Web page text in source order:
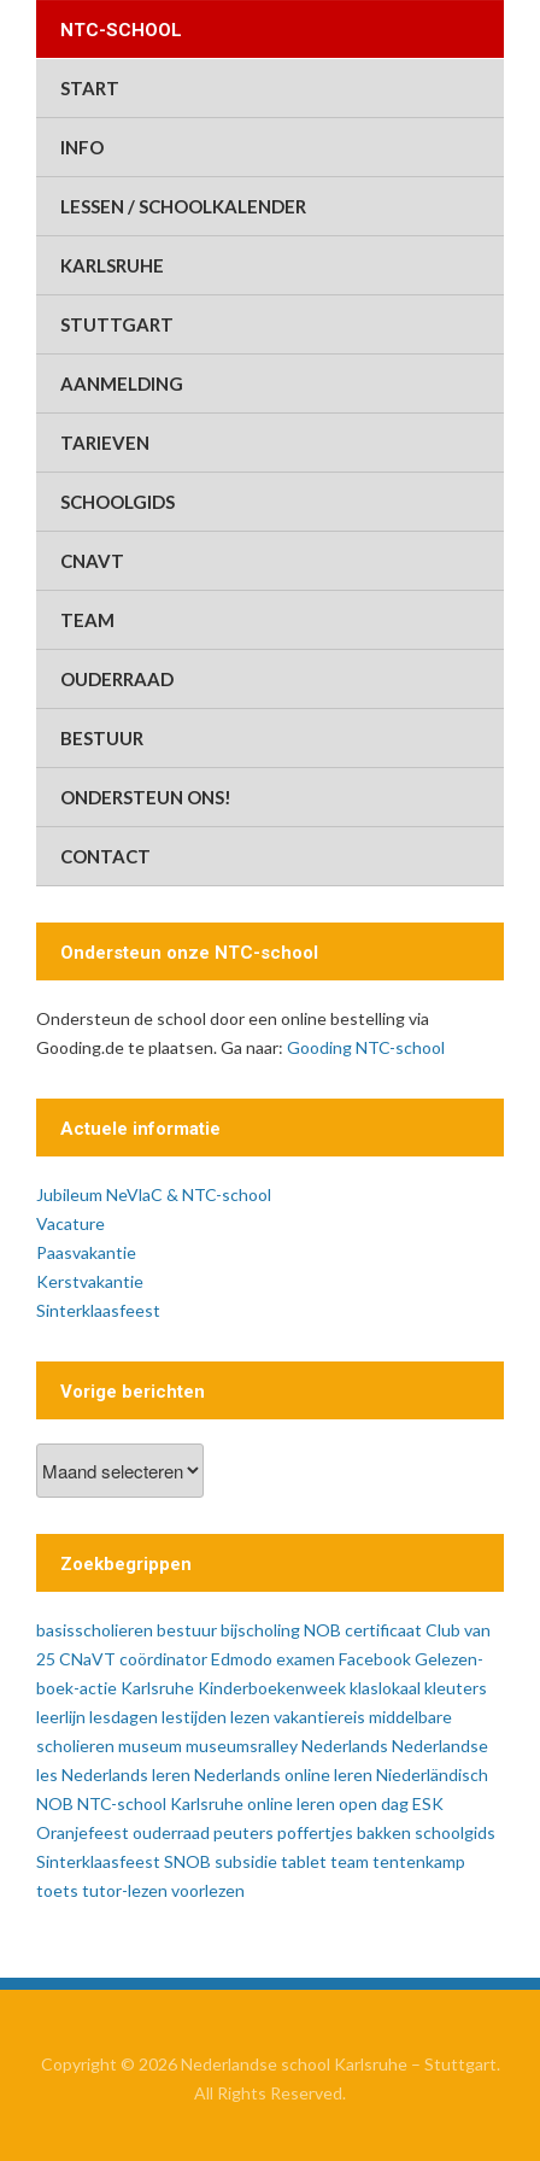
NTC-SCHOOL
START
INFO
LESSEN / SCHOOLKALENDER
KARLSRUHE
STUTTGART
AANMELDING
TARIEVEN
SCHOOLGIDS
CNAVT
TEAM
OUDERRAAD
BESTUUR
ONDERSTEUN ONS!
CONTACT
Ondersteun onze NTC-school
Ondersteun de school door een online bestelling via
Gooding.de te plaatsen. Ga naar: Gooding NTC-school
Actuele informatie
Jubileum NeVlaC & NTC-school
Vacature
Paasvakantie
Kerstvakantie
Sinterklaasfeest
Vorige berichten
berichten
Zoekbegrippen
basisscholieren bestuurbijscholing NOB certificaat Club van
25 CNaVT coördinatorEdmodo examen FacebookGelezen-
boek-actie Karlsruhe Kinderboekenweekklaslokaal kleuters
leerlijn lesdagen lestijden lezen vakantiereis middelbare
scholieren museum museumsralleyNederlands Nederlandse
les Nederlands leren Nederlands online leren Niederländisch
NOB NTC-school Karlsruheonline leren open dag ESK
Oranjefeest ouderraad peuters poffertjes bakken schoolgids
Sinterklaasfeest SNOB subsidietablet team tentenkamp
toets tutor-lezen voorlezen
Copyright © 2026 Nederlandse school Karlsruhe – Stuttgart.
All Rights Reserved.